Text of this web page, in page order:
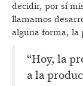
decidir, por sí
llamamos
alguna forma, la
“Hoy, la
a la